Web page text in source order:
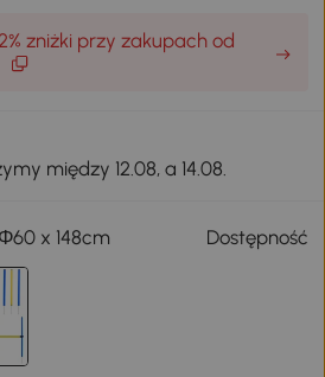
zniżki przy zakupach od
między 12.08, a 14.08.
x 148cm Dostępność